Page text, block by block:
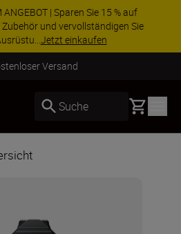
| Sparen Sie 15 % auf
und vervollständigen Sie
Jetzt einkaufen
von 2–4 Werktagen
Suche Basket